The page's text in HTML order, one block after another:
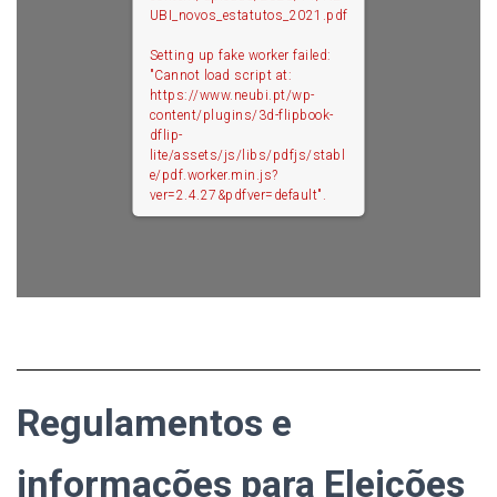
UBI_novos_estatutos_2021.pdf
Setting up fake worker failed:
"Cannot load script at:
https://www.neubi.pt/wp-
content/plugins/3d-flipbook-
dflip-
lite/assets/js/libs/pdfjs/stabl
e/pdf.worker.min.js?
ver=2.4.27&pdfver=default".
Regulamentos e
informações para Eleições